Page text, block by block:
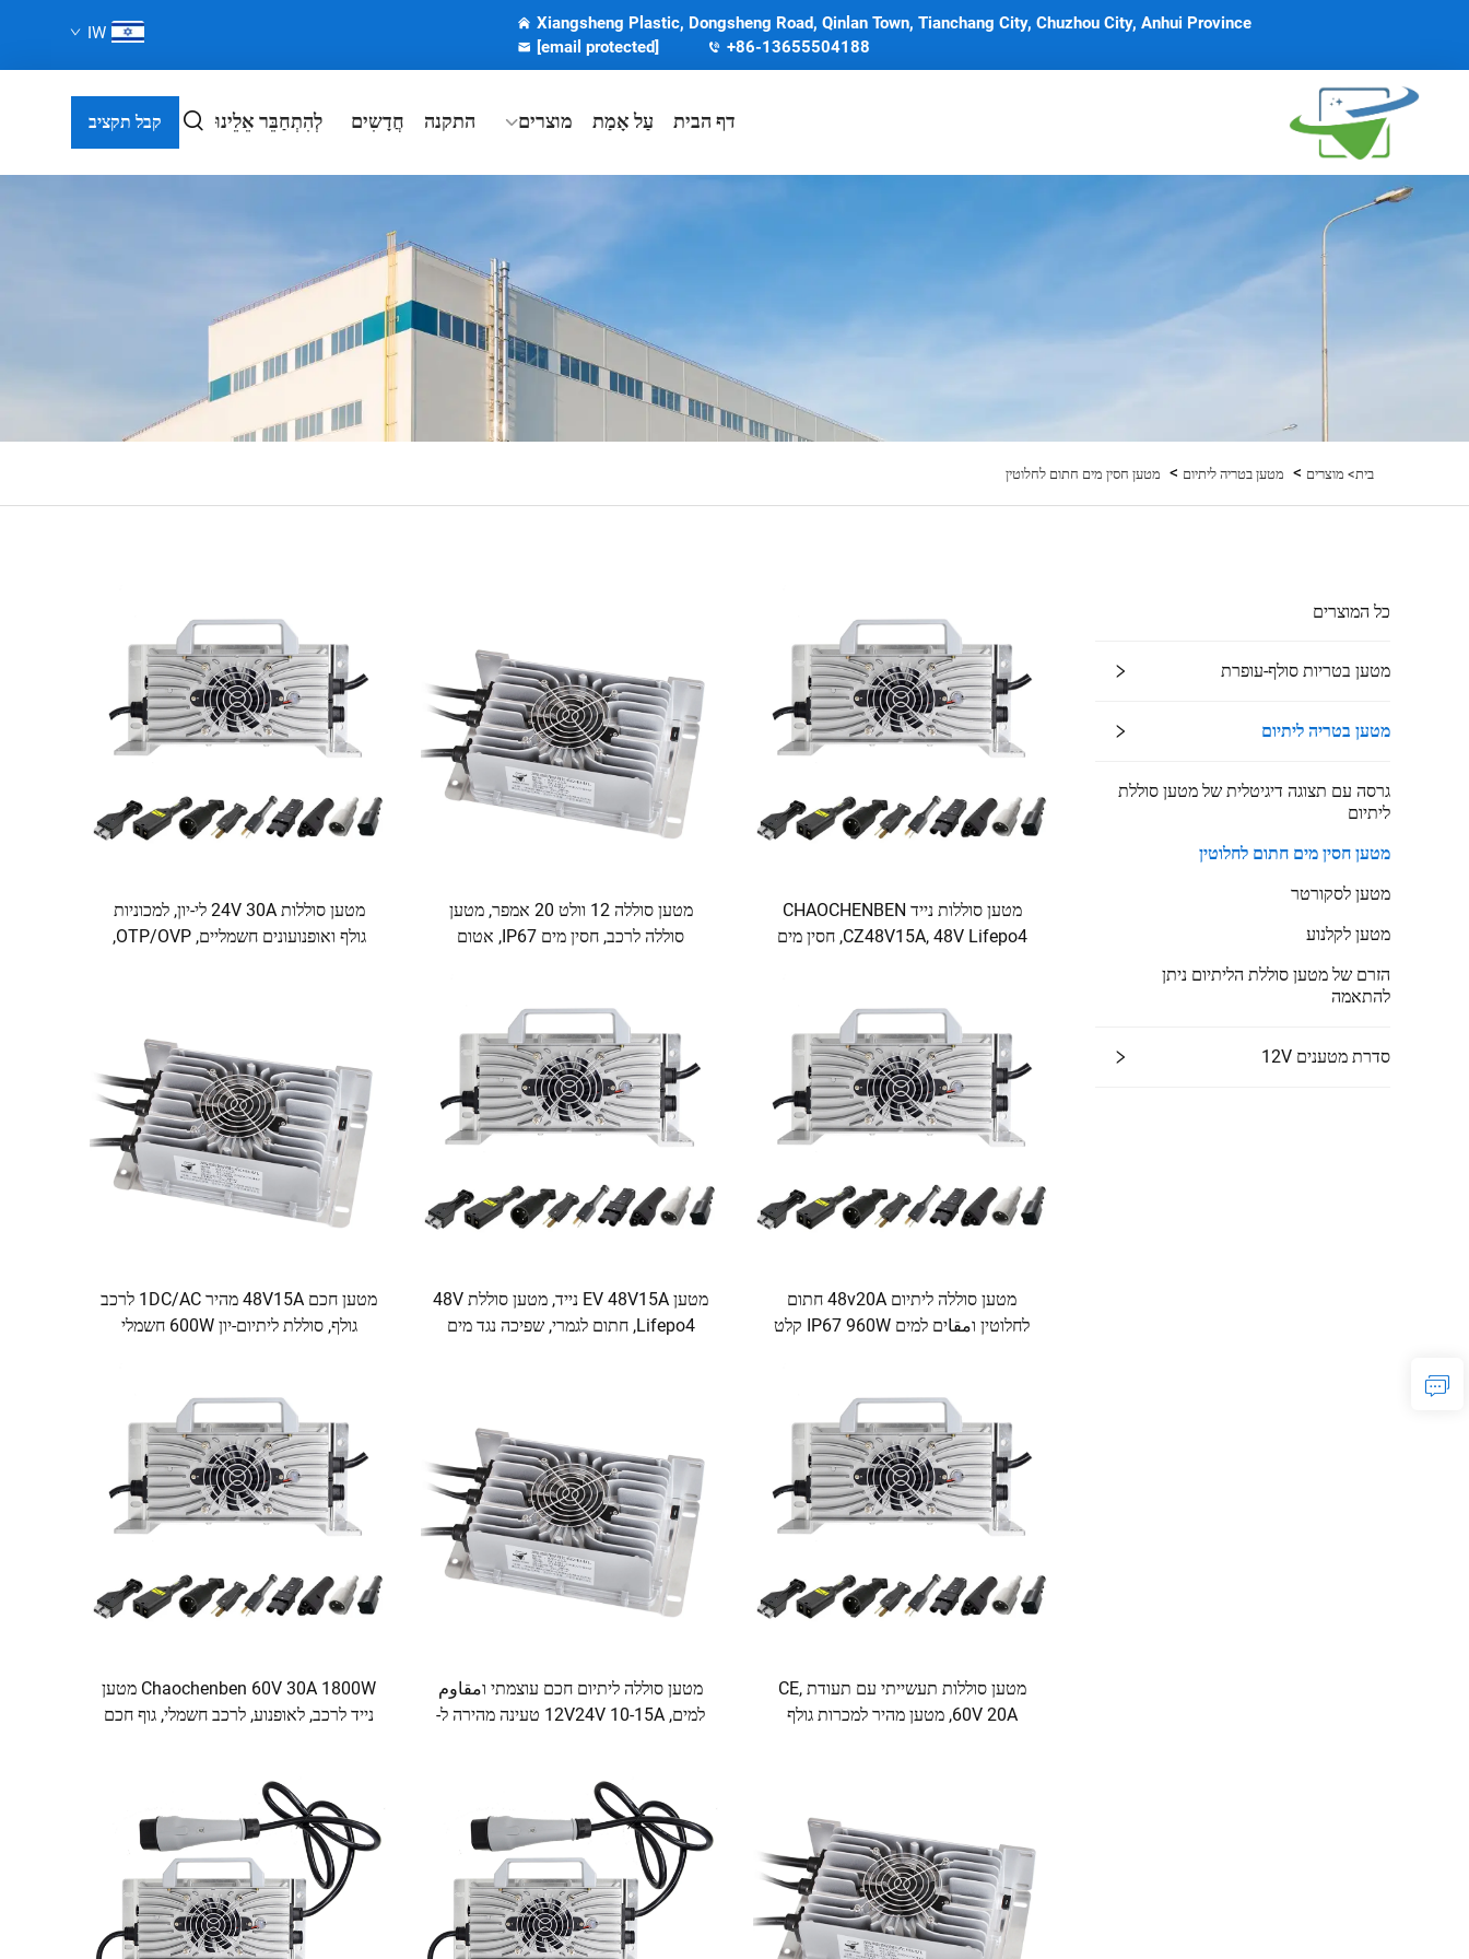
Xiangsheng Plastic, Dongsheng Road, Qinlan Town, Tianchang City, Chuzhou City, Anhui Province
+86-13655504188
[email protected]
IW
דף הבית עַל אָמַת מוצרים התקנה חֲדָשִים לְהִתְחַבֵּר אֵלֵינוּ קבל תקציב
בית> מוצרים > מטען בטריה ליתיום > מטען חסין מים חתום לחלוטין
כל המוצרים
מטען בטריות סולף-עופרת
מטען בטריה ליתיום
גרסה עם תצוגה דיגיטלית של מטען סוללת
ליתיום
מטען חסין מים חתום לחלוטין
מטען לסקורטר
מטען לקלנוע
הזרם של מטען סוללת הליתיום ניתן
להתאמה
סדרת מטענים 12V
מטען סוללות נייד CHAOCHENBEN
CZ48V15A, 48V Lifepo4, חסין מים
מטען סוללה 12 וולט 20 אמפר, מטען
סוללה לרכב, חסין מים IP67, אטום
מטען סוללות 24V 30A לי-יון, למכוניות
גולף ואופנועונים חשמליים, OTP/OVP,
מטען סוללה ליתיום 48v20A חתום
לחלוטין וمقاים למים IP67 960W קלט
מטען EV 48V15A נייד, מטען סוללת 48V
Lifepo4, חתום לגמרי, שפיכה נגד מים
מטען חכם 48V15A מהיר 1DC/AC לרכב
גולף, סוללת ליתיום-יון 600W חשמלי
מטען סוללות תעשייתי עם תעודת CE,
60V 20A, מטען מהיר למכרות גולף
מטען סוללה ליתיום חכם עוצמתי וمقاوم
למים, 12V24V 10-15A טעינה מהירה ל-
Chaochenben 60V 30A 1800W מטען
נייד לרכב, לאופנוע, לרכב חשמלי, גוף חכם